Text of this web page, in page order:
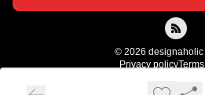
© 2026 designaholic
Privacy policy
Powered by